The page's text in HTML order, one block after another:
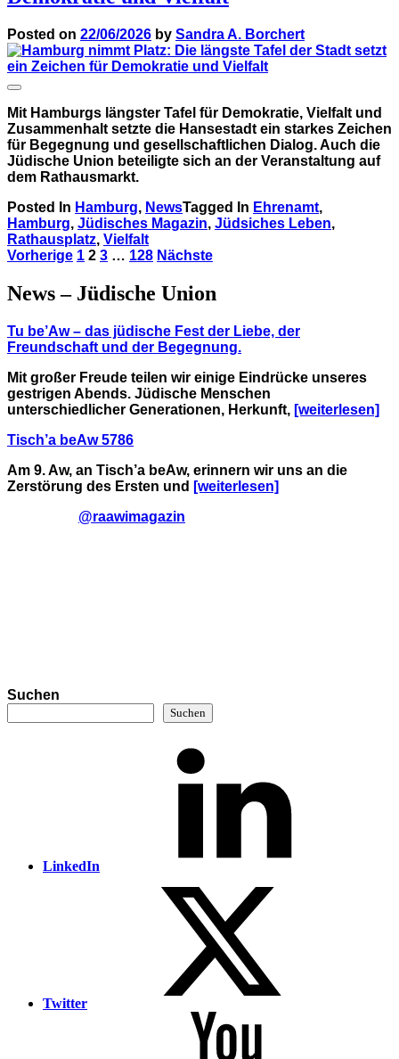
Posted on 22/06/2026 by Sandra A. Borchert
Mit Hamburgs längster Tafel für Demokratie, Vielfalt und
Zusammenhalt setzte die Hansestadt ein starkes Zeichen
für Begegnung und gesellschaftlichen Dialog. Auch die
Jüdische Union beteiligte sich an der Veranstaltung auf
dem Rathausmarkt.
Posted In Hamburg, NewsTagged In Ehrenamt,
Hamburg, Jüdisches Magazin, Jüdsiches Leben,
Rathausplatz, Vielfalt
Seitennummerierung
der
Beiträge
Vorherige 1 2 3 … 128 Nächste
News – Jüdische Union
Tu be’Aw – das jüdische Fest der Liebe, der
Freundschaft und der Begegnung.
Mit großer Freude teilen wir einige Eindrücke unseres
gestrigen Abends. Jüdische Menschen
unterschiedlicher Generationen, Herkunft, [weiterlesen]
Tisch’a beAw 5786
Am 9. Aw, an Tisch’a beAw, erinnern wir uns an die
Zerstörung des Ersten und [weiterlesen]
@raawimagazin
Suchen
Suchen
LinkedIn
Twitter